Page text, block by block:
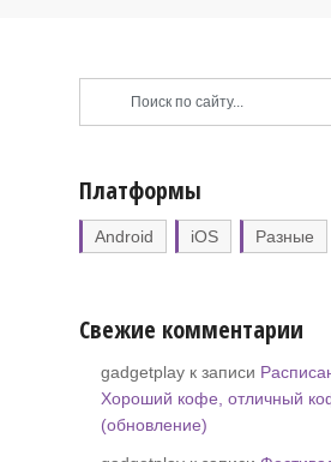
Платформы
Android iOS Разные
Свежие комментарии
gadgetplay к записи
Хороший кофе, отличный
(обновление)